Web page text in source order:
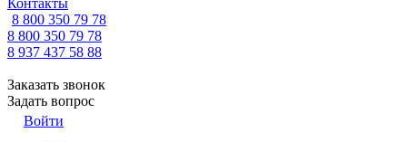
Контакты
8 800 350 79 78
8 800 350 79 78
8 937 437 58 88
Заказать звонок
Задать вопрос
Войти